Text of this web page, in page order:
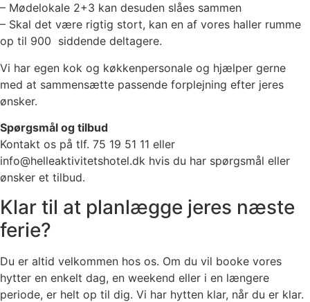
– Mødelokale 2+3 kan desuden slåes sammen
– Skal det være rigtig stort, kan en af vores haller rumme
op til 900 siddende deltagere.
Vi har egen kok og køkkenpersonale og hjælper gerne
med at sammensætte passende forplejning efter jeres
ønsker.
Spørgsmål og tilbud
Kontakt os på tlf. 75 19 51 11 eller
info@helleaktivitetshotel.dk hvis du har spørgsmål eller
ønsker et tilbud.
Klar til at planlægge jeres næste
ferie?
Du er altid velkommen hos os. Om du vil booke vores
hytter en enkelt dag, en weekend eller i en længere
periode, er helt op til dig. Vi har hytten klar, når du er klar.